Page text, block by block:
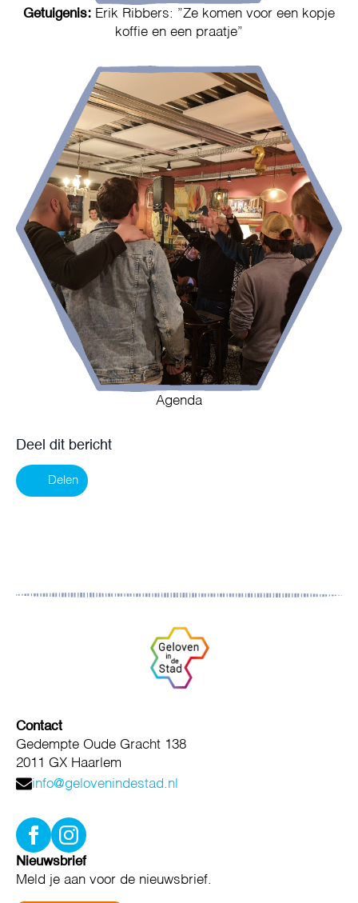
Getuigenis: Erik Ribbers: ”Ze komen voor een kopje
koffie en een praatje”
Agenda
Deel dit bericht
Delen
Contact
Gedempte Oude Gracht 138
2011 GX Haarlem
info@gelovenindestad.nl
Nieuwsbrief
Meld je aan voor de nieuwsbrief.